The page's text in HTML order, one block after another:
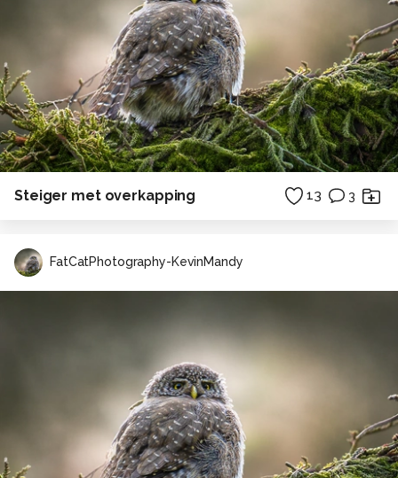
Steiger met overkapping 13 3
FatCatPhotography-KevinMandy